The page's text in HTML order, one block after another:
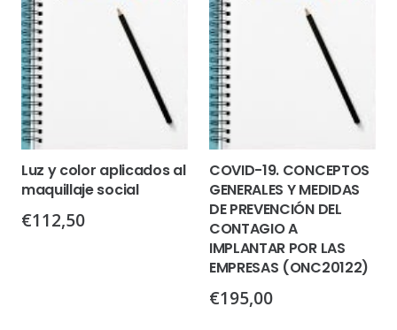
Luz y color aplicados al
maquillaje social
€112,50
COVID-19. CONCEPTOS
GENERALES Y MEDIDAS
DE PREVENCIÓN DEL
CONTAGIO A
IMPLANTAR POR LAS
EMPRESAS (ONC20122)
€195,00